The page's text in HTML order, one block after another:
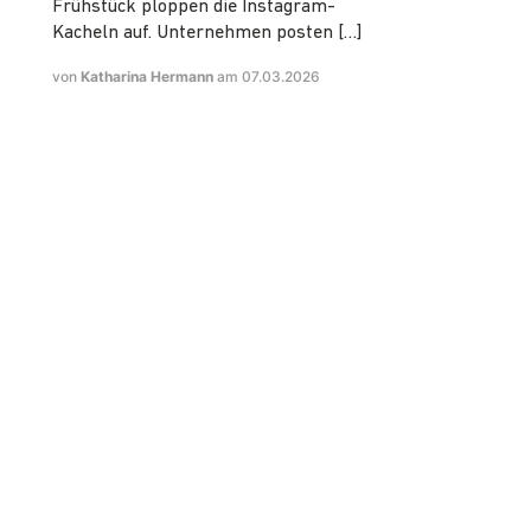
Frühstück ploppen die Instagram-
Kacheln auf. Unternehmen posten […]
vonKatharina Hermannam 07.03.2026